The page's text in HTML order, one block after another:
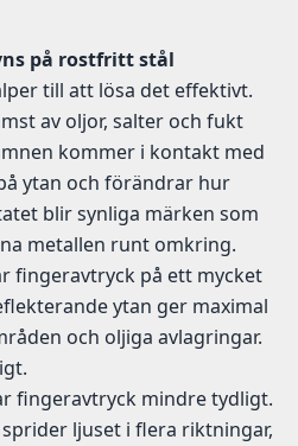
på rostfritt stål
till att lösa det effektivt.
av oljor, salter och fukt
kommer i kontakt med
ytan och förändrar hur
blir synliga märken som
metallen runt omkring.
fingeravtryck på ett mycket
ytan ger maximal
och oljiga avlagringar.
fingeravtryck mindre tydligt.
ljuset i flera riktningar,